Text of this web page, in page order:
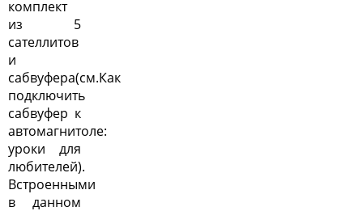
комплект
из 5
сателлитов
и
сабвуфера(см.Как
подключить
сабвуфер к
автомагнитоле:
уроки для
любителей).
Встроенными
в данном